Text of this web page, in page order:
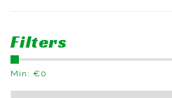
Filters
Min: €0